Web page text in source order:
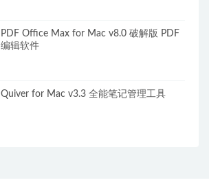
PDF Office Max for Mac v8.0 破解版 PDF
编辑软件
Quiver for Mac v3.3 全能笔记管理工具